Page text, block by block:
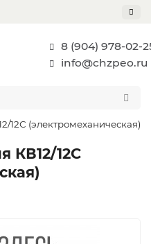
8 (904) 978-02-
info@chzpeo.ru
12С (электромеханическая)
КВ12/12С